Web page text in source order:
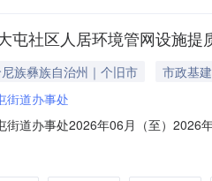
屯社区人居环境管网设施提
族彝族自治州｜个旧市
市政基建
街道办事处
街道办事处2026年06月（至）2026
：个旧市大屯街道2026年大屯社区